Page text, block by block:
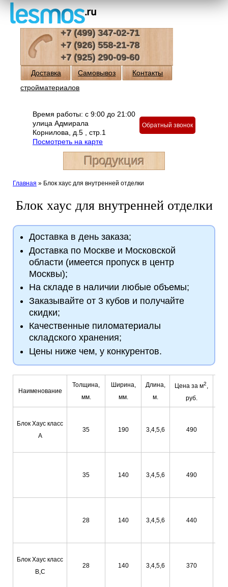
Время работы: с 9:00 до 21:00
улица Адмирала
Корнилова, д.5 , стр.1
Посмотреть на карте
Обратный звонок
+7 (499) 347-02-71
+7 (926) 558-21-78
+7 (925) 290-09-60
Доставка
стройматериалов
Самовывоз Контакты
Главная » Блок хаус для внутренней отделки
Блок хаус для внутренней отделки
Доставка в день заказа;
Доставка по Москве и Московской
области (имеется пропуск в центр
Москвы);
На складе в наличии любые объемы;
Заказывайте от 3 кубов и получайте
скидки;
Качественные пиломатериалы
складского хранения;
Цены ниже чем, у конкурентов.
Наименование
Толщина,
мм.
Ширина,
мм.
Длина,
м.
Цена за м2
руб.
Блок Хаус класс
А
35 190 3,4,5,6 490
35 140 3,4,5,6 490
28 140 3,4,5,6 440
Блок Хаус класс
В,С
28 140 3,4,5,6 370
Продукция